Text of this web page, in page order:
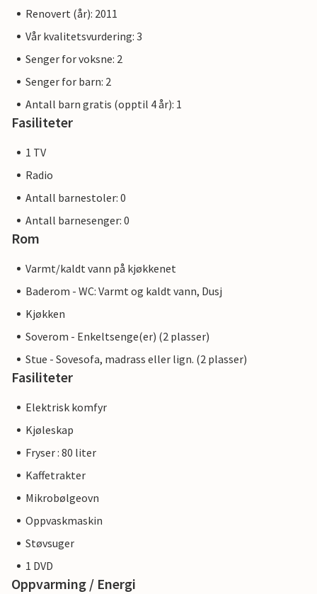
Renovert (år): 2011
Vår kvalitetsvurdering: 3
Senger for voksne: 2
Senger for barn: 2
Antall barn gratis (opptil 4 år): 1
Fasiliteter
1 TV
Radio
Antall barnestoler: 0
Antall barnesenger: 0
Rom
Varmt/kaldt vann på kjøkkenet
Baderom - WC: Varmt og kaldt vann, Dusj
Kjøkken
Soverom - Enkeltsenge(er) (2 plasser)
Stue - Sovesofa, madrass eller lign. (2 plasser)
Fasiliteter
Elektrisk komfyr
Kjøleskap
Fryser : 80 liter
Kaffetrakter
Mikrobølgeovn
Oppvaskmaskin
Støvsuger
1 DVD
Oppvarming / Energi